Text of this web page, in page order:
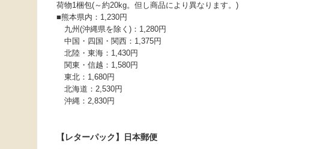
荷物1梱包(～約20kg。但し商品により異なります。)
■熊本県内：1,230円
九州(沖縄県を除く)：1,280円
中国・四国・関西：1,375円
北陸・東海：1,430円
関東・信越：1,580円
東北：1,680円
北海道：2,530円
沖縄：2,830円
【レターパック】日本郵便